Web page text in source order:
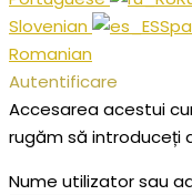
Slovenian
Romanian
Autentificare
Accesarea acestui
rugăm să introduceți
Nume utilizator sau